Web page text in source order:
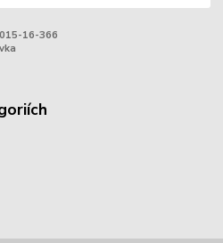
16-366